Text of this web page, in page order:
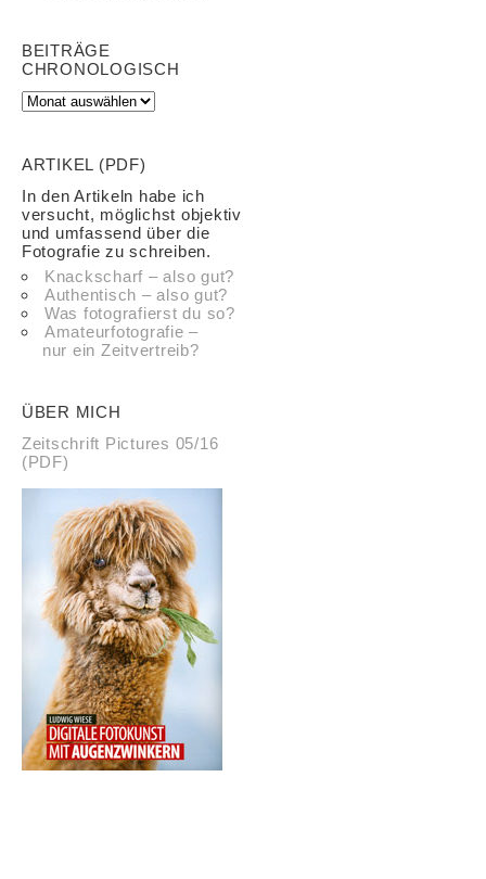
BEITRÄGE
CHRONOLOGISCH
ARTIKEL (PDF)
In den Artikeln habe ich
versucht, möglichst objektiv
und umfassend über die
Fotografie zu schreiben.
Knackscharf – also gut?
Authentisch – also gut?
Was fotografierst du so?
Amateurfotografie –
nur ein Zeitvertreib?
ÜBER MICH
Zeitschrift Pictures 05/16
(PDF)